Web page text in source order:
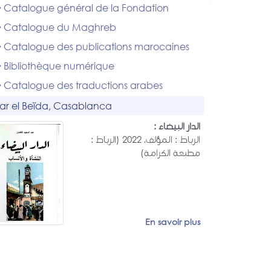
Catalogue général de la Fondation
Catalogue du Maghreb
Catalogue des publications marocaines
Bibliothèque numérique
Catalogue des traductions arabes
el Beïda, Casablanca
الدار البيضاء :
الرباط : المؤلف، 2022 (الرباط :
مطبعة الكرامة)
En savoir plus